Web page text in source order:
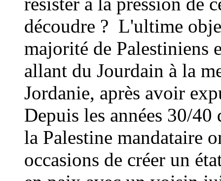
découdre ? L'ultime
majorité de Palestiniens
allant du Jourdain à la
Jordanie, après avoir
Depuis les années 30/
la Palestine mandataire
occasions de créer un